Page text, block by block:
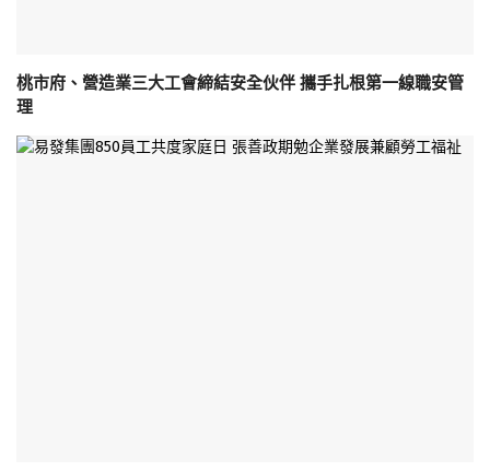
桃市府、營造業三大工會締結安全伙伴 攜手扎根第一線職安管
理